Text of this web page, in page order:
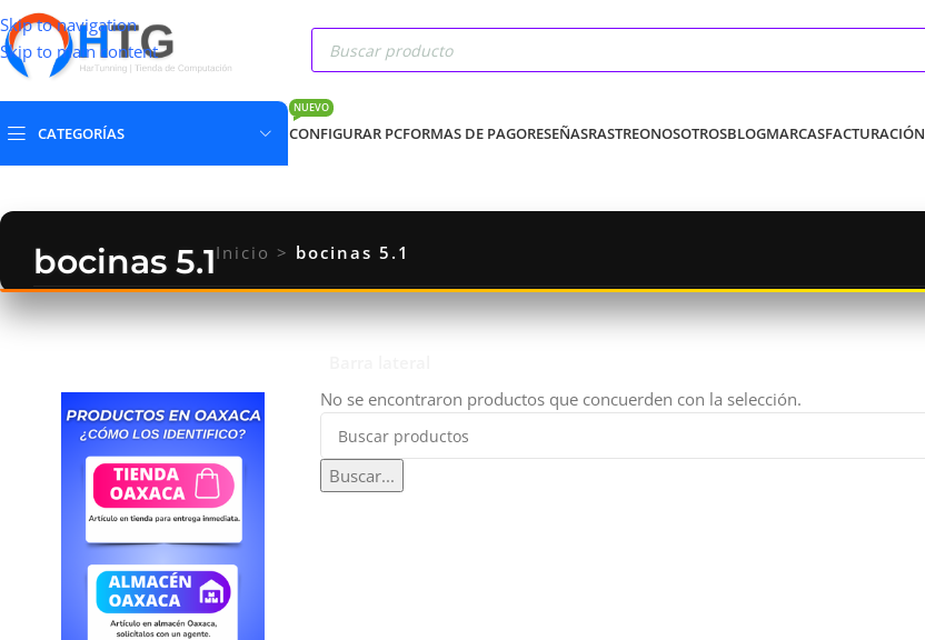
Skip to navigation
Skip to main content
CATEGORÍAS CONFIGURAR PC
NUEVO
FORMAS DE PAGORESEÑASRASTREONOSOTROSBLOGMARCASFACTURACIÓN
bocinas 5.1Inicio > bocinas 5.1
No se encontraron productos que concuerden con la selección.
Buscar...